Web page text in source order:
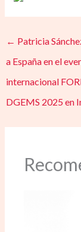
← Patricia
a España en el
internacional
DGEMS 2025 en